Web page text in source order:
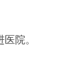
院。